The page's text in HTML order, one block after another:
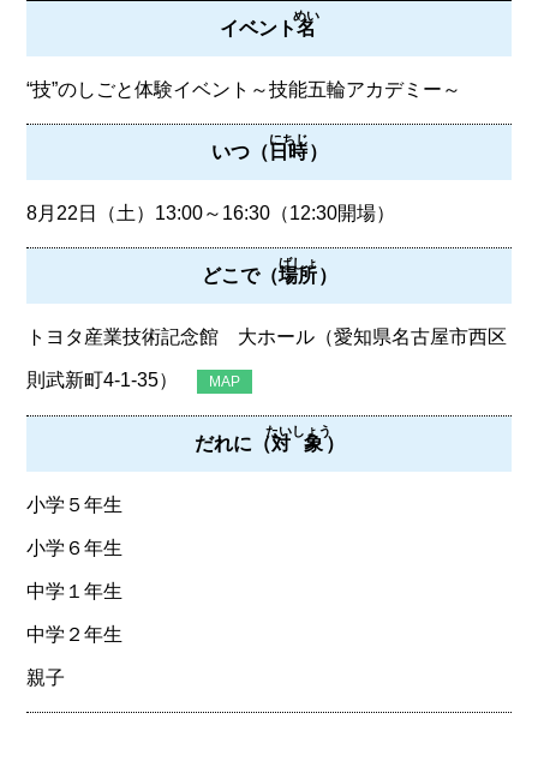
イベント名
めい
“技”のしごと体験イベント～技能五輪アカデミー～
いつ（日時
にちじ
）
8月22日（土）13:00～16:30（12:30開場）
どこで（場所
ばしょ
）
トヨタ産業技術記念館 大ホール（愛知県名古屋市西区
則武新町4-1-35） MAP
だれに（対象
たいしょう
）
小学５年生
小学６年生
中学１年生
中学２年生
親子